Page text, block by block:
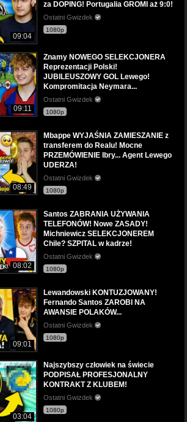
09:04
za DOPING! Portugalia GROMI aż 9:0!
Ostatni Gwizdek
1080p
09:11
Znamy NOWEGO SELEKCJONERA
Reprezentacji Polski!
JUBILEUSZOWY GOL Lewego!
Kompromitacja Neymara...
Ostatni Gwizdek
1080p
08:49
Mbappe WYJAŚNIA ZAMIESZANIE z
transferem do Realu! Mocne
PRZEMÓWIENIE Ibry... Agent Lewego
UDERZA!
Ostatni Gwizdek
1080p
08:02
Santos ZABRANIA UŻYWANIA
TELEFONÓW! Nowe ZASADY!
Michniewicz SELEKCJONEREM
Chile? SZPITAL w kadrze!
Ostatni Gwizdek
1080p
09:01
Lewandowski KONTUZJOWANY!
Fernando Santos ZAROBI NA
AWANSIE POLAKÓW...
Ostatni Gwizdek
1080p
03:04
Najszybszy człowiek na świecie
PODPISAŁ PROFESJONALNY
KONTRAKT Z KLUBEM!
Ostatni Gwizdek
1080p